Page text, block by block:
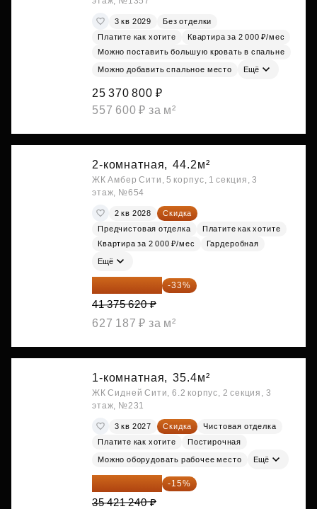
3 кв 2029
Без отделки
Платите как хотите
Квартира за 2 000 ₽/мес
Можно поставить большую кровать в спальне
Можно добавить спальное место Ещё
25 370 800 ₽
557 600 ₽ за м²
2-комнатная, 44.2м²
ЖК Амбер Сити, 5 корпус, 1 секция, 3
этаж, №654
2 кв 2028
Скидка
Предчистовая отделка
Платите как хотите
Квартира за 2 000 ₽/мес
Гардеробная
Ещё
27 721 665 ₽ -33%
41 375 620 ₽
627 187 ₽ за м²
1-комнатная, 35.4м²
ЖК Сидней Сити, 6.2 корпус, 2 секция, 3
этаж, №231
3 кв 2027 Скидка
Чистовая отделка
Платите как хотите
Постирочная
Можно оборудовать рабочее место Ещё
30 108 054 ₽ -15%
35 421 240 ₽